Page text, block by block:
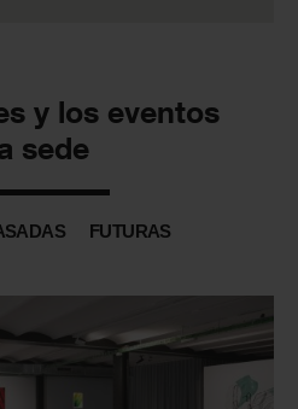
y los eventos
sede
FUTURAS